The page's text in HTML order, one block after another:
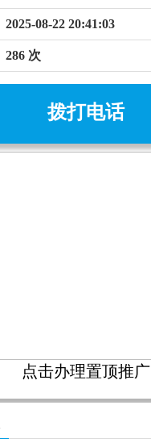
2025-08-22 20:41:03
286 次
拨打电话
点击办理置顶推广